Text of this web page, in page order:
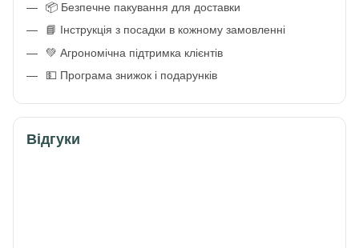
📦 Безпечне пакування для доставки
📘 Інструкція з посадки в кожному замовленні
💚 Агрономічна підтримка клієнтів
💵 Програма знижок і подарунків
Відгуки